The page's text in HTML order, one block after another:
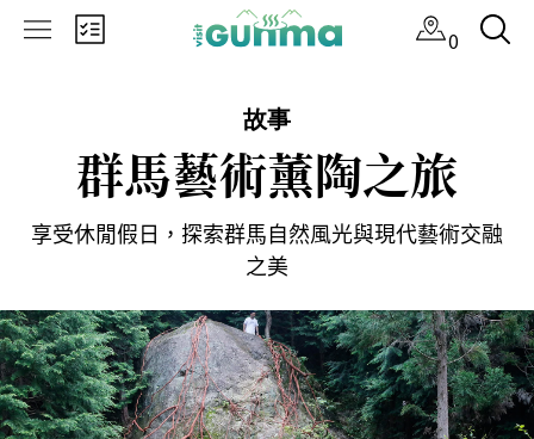
0
故事
群馬藝術薰陶之旅
享受休閒假日，探索群馬自然風光與現代藝術交融
之美